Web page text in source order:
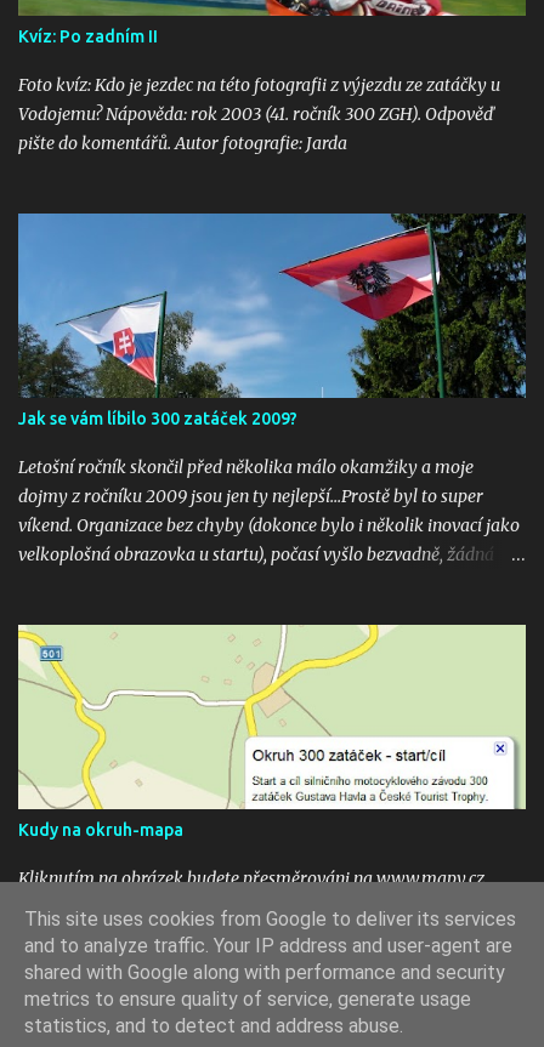
Kvíz: Po zadním II
Foto kvíz: Kdo je jezdec na této fotografii z výjezdu ze zatáčky u
Vodojemu? Nápověda: rok 2003 (41. ročník 300 ZGH). Odpověď
pište do komentářů. Autor fotografie: Jarda
Jak se vám líbilo 300 zatáček 2009?
Letošní ročník skončil před několika málo okamžiky a moje
dojmy z ročníku 2009 jsou jen ty nejlepší...Prostě byl to super
víkend. Organizace bez chyby (dokonce bylo i několik inovací jako
velkoplošná obrazovka u startu), počasí vyšlo bezvadně, žádná
email 300zatacek@gmail.com a podělte se s ostatními, budou
uveřejněny na těchto stránkých. Dík. A jak se líbily Zatáčky vám?
Pište do komentářů...
Kudy na okruh-mapa
Kliknutím na obrázek budete přesměrováni na www.mapy.cz,
start okruhu je vyznačen na mapě ikonou. To see the map click the
image.
This site uses cookies from Google to deliver its services
and to analyze traffic. Your IP address and user-agent are
shared with Google along with performance and security
metrics to ensure quality of service, generate usage
statistics, and to detect and address abuse.